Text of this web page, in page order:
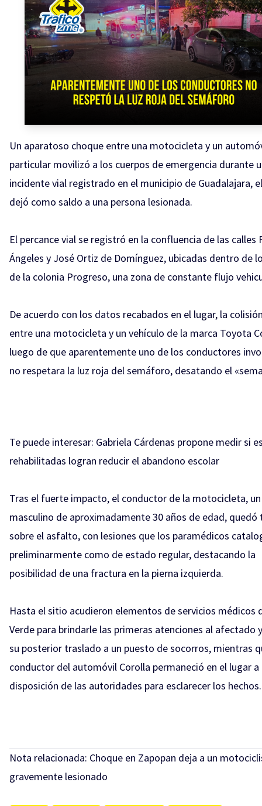
Un aparatoso choque entre una motocicleta y un
particular movilizó a los cuerpos de emergencia durante
incidente vial registrado en el municipio de Guadalajara,
dejó como saldo a una persona lesionada.
El percance vial se registró en la confluencia de las calles
Ángeles y José Ortiz de Domínguez, ubicadas dentro de
de la colonia Progreso, una zona de constante flujo
De acuerdo con los datos recabados en el lugar, la
entre una motocicleta y un vehículo de la marca Toyota
luego de que aparentemente uno de los conductores
no respetara la luz roja del semáforo, desatando el
Te puede interesar: Gabriela Cárdenas propone medir si
rehabilitadas logran reducir el abandono escolar
Tras el fuerte impacto, el conductor de la motocicleta, un
masculino de aproximadamente 30 años de edad,
sobre el asfalto, con lesiones que los paramédicos
preliminarmente como de estado regular, destacando la
posibilidad de una fractura en la pierna izquierda.
Hasta el sitio acudieron elementos de servicios médicos
Verde para brindarle las primeras atenciones al afectado
su posterior traslado a un puesto de socorros, mientras
conductor del automóvil Corolla permaneció en el lugar a
disposición de las autoridades para esclarecer los hechos.
Nota relacionada: Choque en Zapopan deja a un
gravemente lesionado